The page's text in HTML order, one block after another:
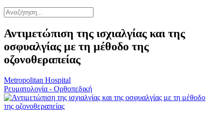
Αντιμετώπιση της ισχιαλγίας και της
οσφυαλγίας με τη μέθοδο της
οζονοθεραπείας
Metropolitan Hospital
Ρευματολογία - Ορθοπεδική